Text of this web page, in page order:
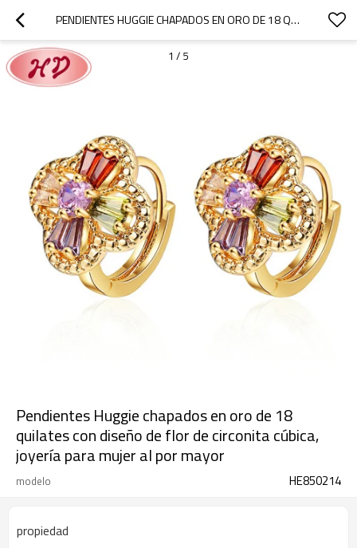
PENDIENTES HUGGIE CHAPADOS EN ORO DE 18 QUILATES CON DISEÑO DE FLOR DE CIRCONITA CÚBICA, JOYERÍA PARA MUJER AL POR MAYOR
1 / 5
Pendientes Huggie chapados en oro de 18
quilates con diseño de flor de circonita cúbica,
joyería para mujer al por mayor
modelo HE850214
propiedad